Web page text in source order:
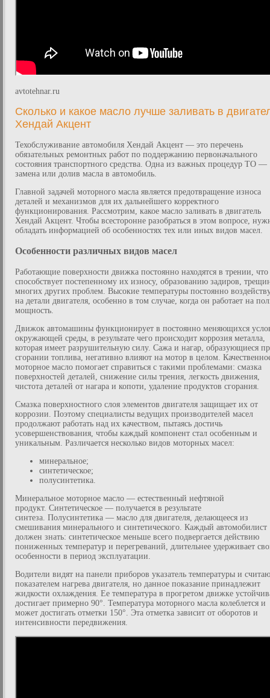
avtotehnar.ru
Сколько и какое масло лучше заливать в
Хендай Акцент
Техобслуживание автомобиля Хендай Акцент — это перечень
обязательных ремонтных работ по поддержанию первоначального
состояния транспортного средства. Одна из важных процедур ТО —
замена или долив масла в автомобиль.
Главной задачей моторного масла является предотвращение износа
деталей и механизмов для их дальнейшего корректного
функционирования. Рассмотрим, какое масло заливать в двигатель
Хендай Акцент. Чтобы всесторонне разобраться в этом вопросе,
обладать информацией об особенностях тех или иных видов масел.
Особенности различных видов масел
Работающие поверхности движка постоянно находятся в трении, что
способствует постепенному их износу, образованию задиров,
многих других проблем. Высокие температуры постоянно
на детали двигателя, особенно в том случае, когда он работает на
мощность.
Движок автомашины функционирует в постоянно меняющихся
окружающей среды, в результате чего происходит коррозия металла,
которая имеет разрушительную силу. Сажа и нагар, образующиеся
сгорании топлива, негативно влияют на мотор в целом.
моторное масло помогает справиться с такими проблемами: смазка
поверхностей деталей, снижение силы трения, легкость движения,
чистота деталей от нагара и копоти, удаление продуктов сгорания.
Смазка поверхностного слоя элементов двигателя защищает их от
коррозии. Поэтому специалисты ведущих производителей масел
продолжают работать над их качеством, пытаясь достичь
усовершенствования, чтобы каждый компонент стал особенным и
уникальным. Различается несколько видов моторных масел:
минеральное;
синтетическое;
полусинтетика.
Минеральное моторное масло — естественный нефтяной
продукт. Синтетическое — получается в результате
синтеза. Полусинтетика — масло для двигателя, делающееся из
смешивания минерального и синтетического. Каждый автомобилист
должен знать: синтетическое меньше всего подвергается действию
пониженных температур и перегреваний, длительнее удерживает
особенности в период эксплуатации.
Водители видят на панели приборов указатель температуры и
показателем нагрева двигателя, но данное показание принадлежит
жидкости охлаждения. Ее температура в прогретом движке
достигает примерно 90°. Температура моторного масла колеблется и
может достигать отметки 150°. Эта отметка зависит от оборотов и
интенсивности передвижения.